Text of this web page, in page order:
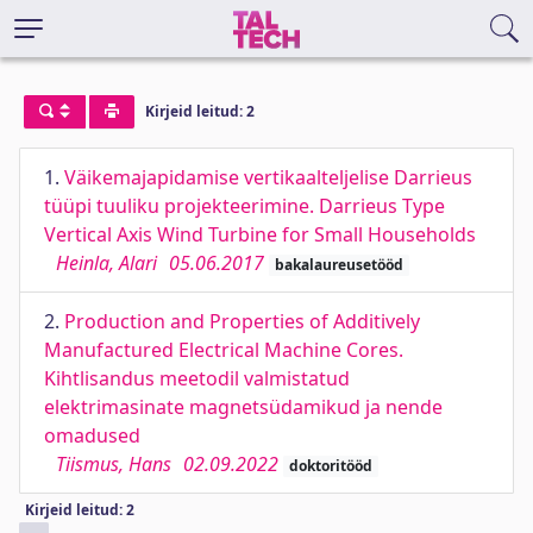
Kirjeid leitud: 2
1. Väikemajapidamise vertikaalteljelise Darrieus
tüüpi tuuliku projekteerimine. Darrieus Type
Vertical Axis Wind Turbine for Small Households
Heinla, Alari 05.06.2017 bakalaureusetööd
2. Production and Properties of Additively
Manufactured Electrical Machine Cores.
Kihtlisandus meetodil valmistatud
elektrimasinate magnetsüdamikud ja nende
omadused
Tiismus, Hans 02.09.2022 doktoritööd
Kirjeid leitud: 2